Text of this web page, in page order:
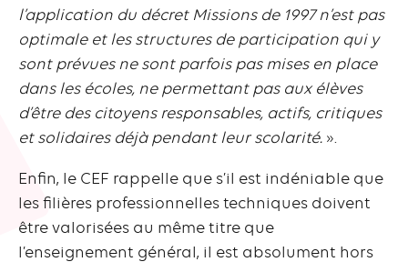
l’application du décret Missions de 1997 n’est pas
optimale et les structures de participation qui y
sont prévues ne sont parfois pas mises en place
dans les écoles, ne permettant pas aux élèves
d’être des citoyens responsables, actifs, critiques
et solidaires déjà pendant leur scolarité. ».
Enfin, le CEF rappelle que s’il est indéniable que
les filières professionnelles techniques doivent
être valorisées au même titre que
l’enseignement général, il est absolument hors